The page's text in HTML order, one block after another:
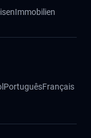
Immobilien
PortuguêsFrançais